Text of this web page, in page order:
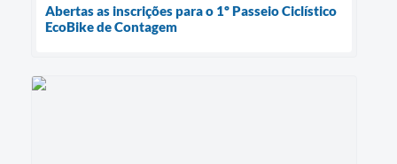
Abertas as inscrições para o 1º Passeio Ciclístico
EcoBike de Contagem